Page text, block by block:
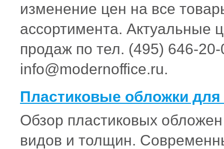
изменение цен на все
ассортимента. Актуальные
продаж по тел. (495) 646-
info@modernoffice.ru.
Пластиковые обложки
Обзор пластиковых
видов и толщин.